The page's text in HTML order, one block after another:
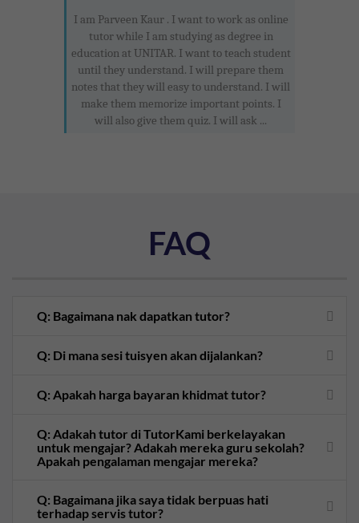
I am Parveen Kaur . I want to work as online
tutor while I am studying as degree in
education at UNITAR. I want to teach student
until they understand. I will prepare them
notes that they will easy to understand. I will
make them memorize important points. I
will also give them quiz. I will ask ...
FAQ
Q: Bagaimana nak dapatkan tutor?
Q: Di mana sesi tuisyen akan dijalankan?
Q: Apakah harga bayaran khidmat tutor?
Q: Adakah tutor di TutorKami berkelayakan
untuk mengajar? Adakah mereka guru sekolah?
Apakah pengalaman mengajar mereka?
Q: Bagaimana jika saya tidak berpuas hati
terhadap servis tutor?